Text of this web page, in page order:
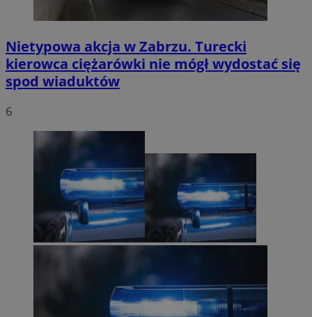
Nietypowa akcja w Zabrzu. Turecki
kierowca ciężarówki nie mógł wydostać się
spod wiaduktów
6